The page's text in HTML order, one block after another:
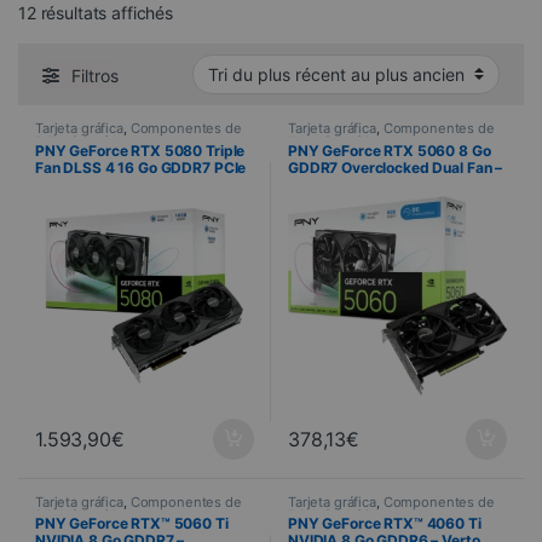
12 résultats affichésTrié du plus récent au plus ancien
Filtros
Tarjeta gráfica, Componentes de
PC, Informática
PNY GeForce RTX 5080 Triple
Fan DLSS 4 16 Go GDDR7 PCIe
1.593,90€
Tarjeta gráfica, Componentes de
PC, Informática
PNY GeForce RTX 5060 8 Go
GDDR7 Overclocked Dual Fan –
378,13€
Tarjeta gráfica, Componentes de
PC, Informática
PNY GeForce RTX™ 5060 Ti
Tarjeta gráfica, Componentes de
PC, Informática
PNY GeForce RTX™ 4060 Ti